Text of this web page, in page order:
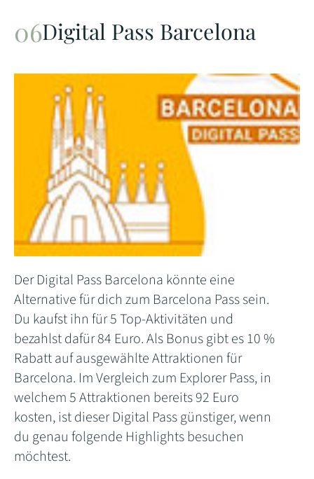
Digital Pass Barcelona
Der Digital Pass Barcelona könnte eine
Alternative für dich zum Barcelona Pass sein.
Du kaufst ihn für 5 Top-Aktivitäten und
bezahlst dafür 84 Euro. Als Bonus gibt es 10 %
Rabatt auf ausgewählte Attraktionen für
Barcelona. Im Vergleich zum Explorer Pass, in
welchem 5 Attraktionen bereits 92 Euro
kosten, ist dieser Digital Pass günstiger, wenn
du genau folgende Highlights besuchen
möchtest.